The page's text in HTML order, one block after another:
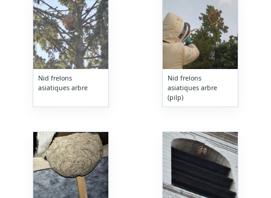
Nid frelons
asiatiques arbre
Nid frelons
asiatiques arbre
(pilp)